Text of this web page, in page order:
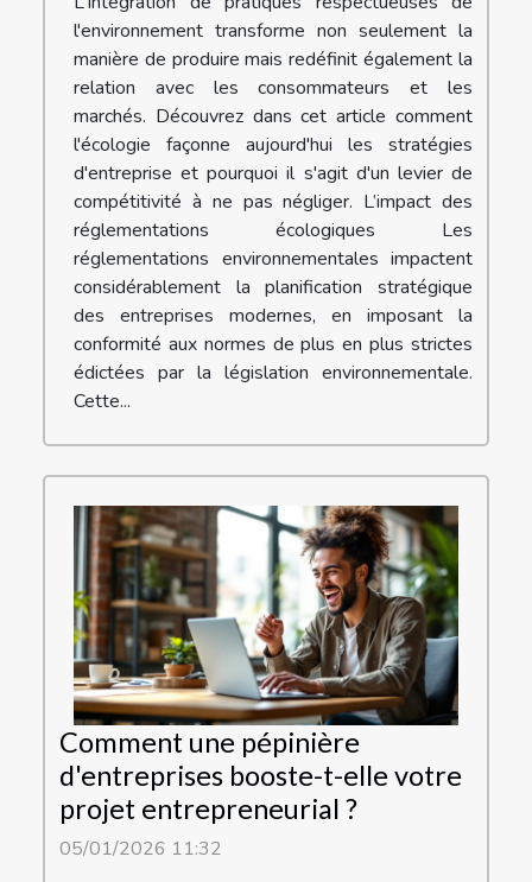
l'environnement transforme non seulement la
manière de produire mais redéfinit également la
relation avec les consommateurs et les
marchés. Découvrez dans cet article comment
l'écologie façonne aujourd'hui les stratégies
d'entreprise et pourquoi il s'agit d'un levier de
compétitivité à ne pas négliger. L’impact des
réglementations écologiques Les
réglementations environnementales impactent
considérablement la planification stratégique
des entreprises modernes, en imposant la
conformité aux normes de plus en plus strictes
édictées par la législation environnementale.
Cette...
Comment une pépinière
d'entreprises booste-t-elle votre
projet entrepreneurial ?
05/01/2026 11:32